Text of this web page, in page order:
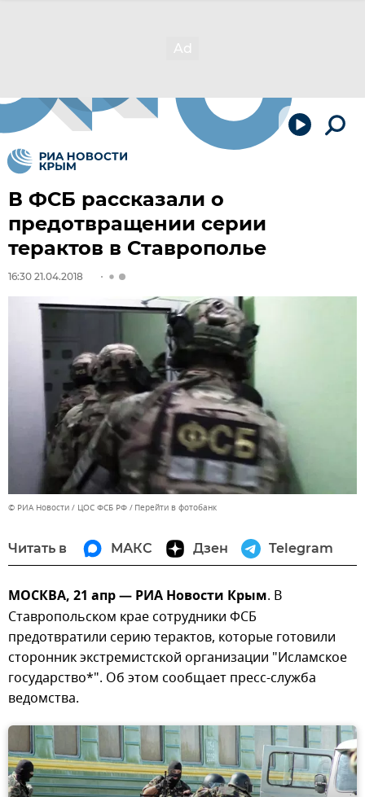
В ФСБ рассказали о
предотвращении серии
терактов в Ставрополье
16:30 21.04.2018
© РИА Новости / ЦОС ФСБ РФ Перейти в фотобанк
Читать в МАКС Дзен Telegram
МОСКВА, 21 апр — РИА Новости Крым. В
Ставропольском крае сотрудники ФСБ
предотвратили серию терактов, которые готовили
сторонник экстремистской организации "Исламское
государство*". Об этом сообщает пресс-служба
ведомства.